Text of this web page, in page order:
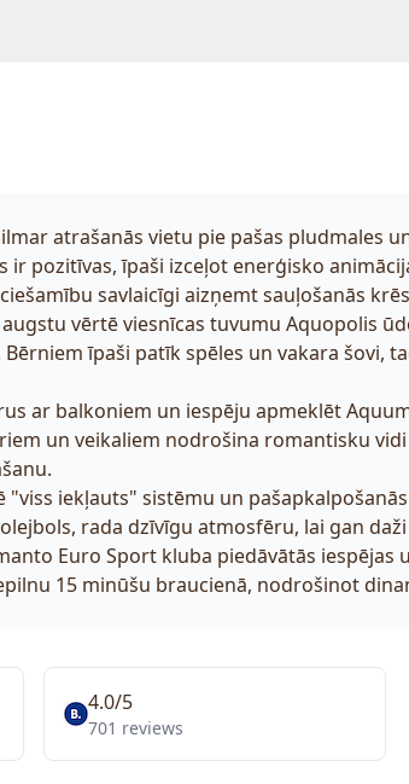
atrašanās vietu pie pašas pludmales
ir pozitīvas, īpaši izceļot enerģisko
savlaicīgi aizņemt sauļošanās
augstu vērtē viesnīcas tuvumu Aquopolis
īpaši patīk spēles un vakara šovi,
ar balkoniem un iespēju apmeklēt
un veikaliem nodrošina romantisku
"viss iekļauts" sistēmu un
rada dzīvīgu atmosfēru, lai gan
Euro Sport kluba piedāvātās
15 minūšu braucienā, nodrošinot
4.0/5
701 reviews